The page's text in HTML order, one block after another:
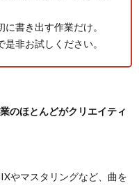
書き出す作業だけ。
非お試しください。
のほとんどがクリエイティ
やマスタリングなど、曲を